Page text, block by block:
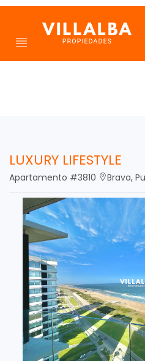
LUXURY LIFESTYLE
Apartamento #3810 Brava,